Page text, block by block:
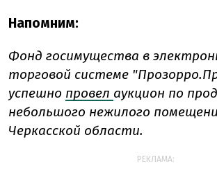
Напомним:
Фонд госимущества в
торговой системе
успешно провел аукцион по
небольшого нежилого
Черкасской области.
РЕКЛАМА: